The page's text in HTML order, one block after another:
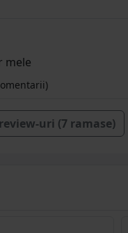
mele
uri (7 ramase)